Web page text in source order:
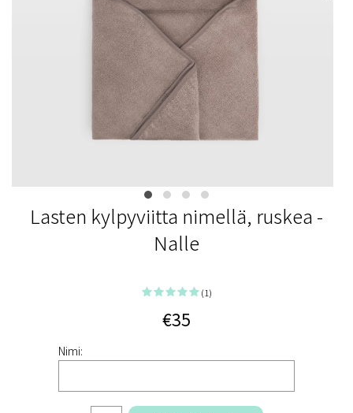
Lasten kylpyviitta nimellä, ruskea -
Nalle
(1)
€35
Nimi: